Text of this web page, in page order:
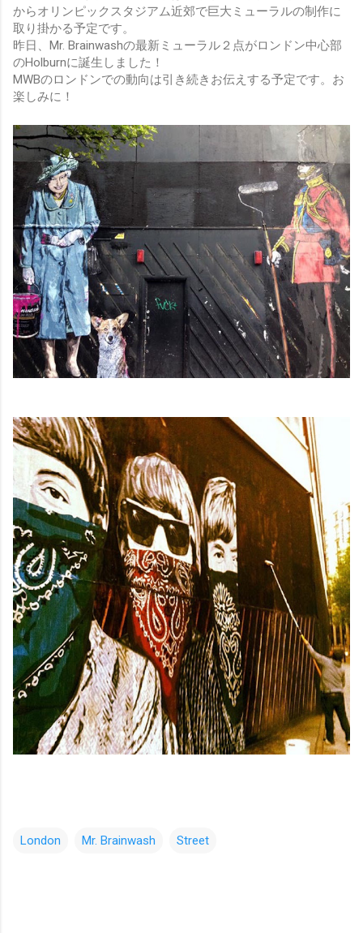
からオリンピックスタジアム近郊で巨大ミューラルの制作に
取り掛かる予定です。
昨日、Mr. Brainwashの最新ミューラル２点がロンドン中心部
のHolburnに誕生しました！
MWBのロンドンでの動向は引き続きお伝えする予定です。お
楽しみに！
London Mr. Brainwash Street